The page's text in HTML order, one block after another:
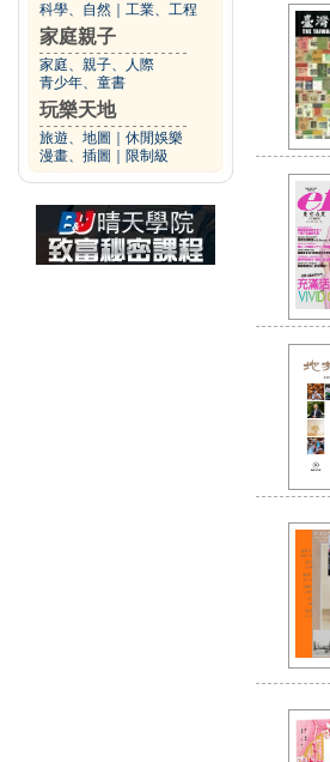
科學、自然 工業、工程
家庭親子
家庭、親子、人際
青少年、童書
玩樂天地
旅遊、地圖
休閒娛樂
漫畫、插圖
限制級